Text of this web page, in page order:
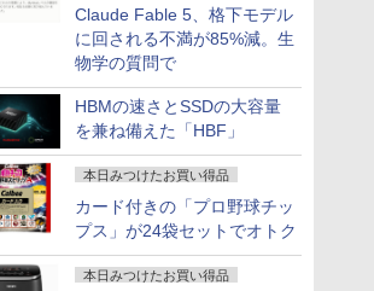
Claude Fable 5、格下モデル
に回される不満が85%減。生
物学の質問で
HBMの速さとSSDの大容量
を兼ね備えた「HBF」
本日みつけたお買い得品
カード付きの「プロ野球チッ
プス」が24袋セットでオトク
本日みつけたお買い得品